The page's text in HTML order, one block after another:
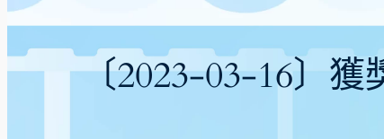
〔2023-03-16〕